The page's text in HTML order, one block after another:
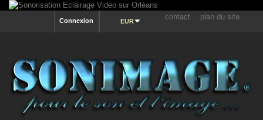
contact plan du site
EUR
Connexion